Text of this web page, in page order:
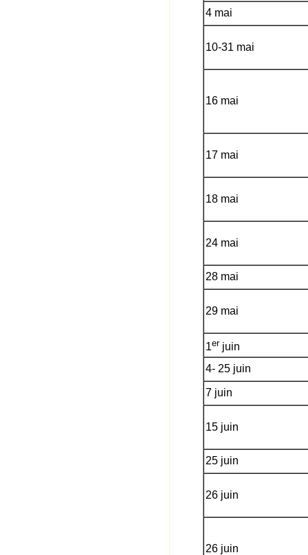
4 mai
10-31 mai
16 mai
17 mai
18 mai
24 mai
28 mai
29 mai
1er juin
4- 25 juin
7 juin
15 juin
25 juin
26 juin
26 juin